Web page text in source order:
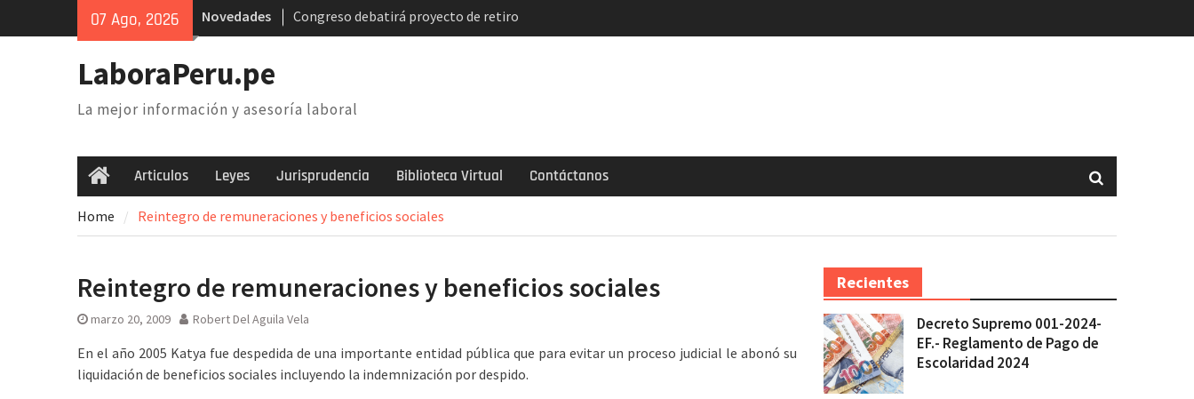
07 Ago, 2026 Novedades
Congreso debatirá proyecto de retiro
AFP. Problema y solución
Retiro 25% AFP: el descuento
necesidad de derogarlo
LaboraPeru.pe
La mejor información y asesoría laboral
HomeArticulos Leyes Jurisprudencia Biblioteca Virtual Contáctanos
Home Reintegro de remuneraciones y beneficios sociales
Reintegro de remuneraciones y beneficios sociales
marzo 20, 2009 Robert Del Aguila Vela
En el año 2005 Katya fue despedida de una importante entidad pública que para evitar un proceso judicial le abonó su
liquidación de beneficios sociales incluyendo la indemnización por despido.
Recientes
Decreto Supremo 001-2024-
EF.- Reglamento de Pago de
Escolaridad 2024